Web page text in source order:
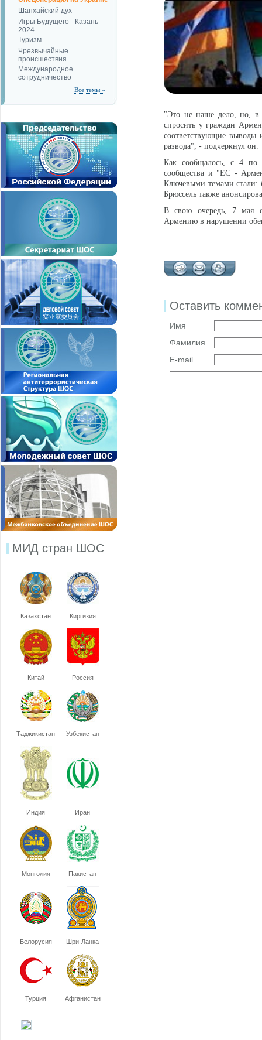
Шанхайский дух
Игры Будущего - Казань
2024
Туризм
Чрезвычайные
происшествия
Международное
сотрудничество
Все темы »
МИД стран ШОС
Казахстан Киргизия
Китай Россия
Таджикистан Узбекистан
Индия Иран
Монголия Пакистан
Белорусия Шри-Ланка
Турция Афганистан
"Это не наше дело, но, в
спросить у граждан
соответствующие выводы
развода", - подчеркнул он.
Как сообщалось, с 4 по
сообщества и "ЕС -
Ключевыми темами стали:
Брюссель также
В свою очередь, 7 мая
Армению в нарушении
Оставить
Имя
Фамилия
E-mail